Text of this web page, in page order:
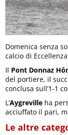
Domenica senza
calcio di
Il Pont Donnaz
del portiere, il
conclusa sull’1-1
L’Aygreville ha
acciuffato il pari,
Le altre